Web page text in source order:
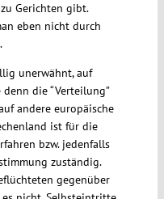
Gerichten gibt.
eben nicht durch
unerwähnt, auf
die “Verteilung”
andere europäische
ist für die
bzw. jedenfalls
zuständig.
gegenüber